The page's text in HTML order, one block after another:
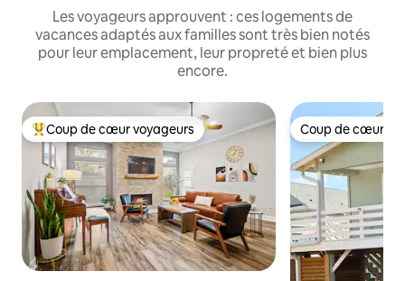
Les voyageurs approuvent : ces logements de
vacances adaptés aux familles sont très bien notés
pour leur emplacement, leur propreté et bien plus
encore.
Coups de cœur voyageurs les plus appréciés
Coup de cœur voyageurs Coup de cœur
Coup de cœur